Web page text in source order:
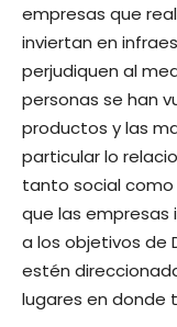
empresas que
inviertan en
perjudiquen al
personas se han
productos y las
particular lo
tanto social como
que las empresas
a los objetivos de
estén
lugares en donde